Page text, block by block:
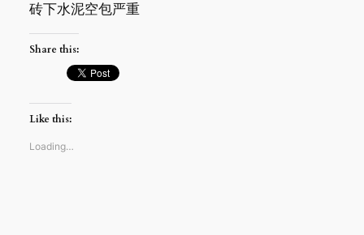
砖下水泥空包严重
Share this:
Like this:
Loading…